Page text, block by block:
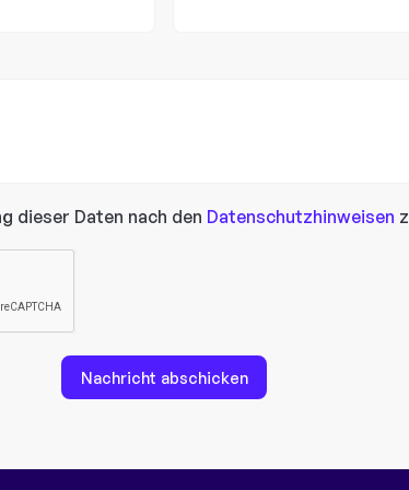
dieser Daten nach den Datenschutzhinweisen
Nachricht abschicken